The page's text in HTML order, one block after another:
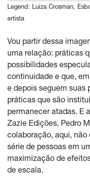
Legend: Luiza Crosman,
artista
Vou partir dessa
uma relação: práticas
possibilidades
continuidade e que,
e depois seguem suas
práticas que são
permanecer atadas. E
Zazie Edições, Pedro
colaboração, aqui, não
série de pessoas em
maximização de
de escala.